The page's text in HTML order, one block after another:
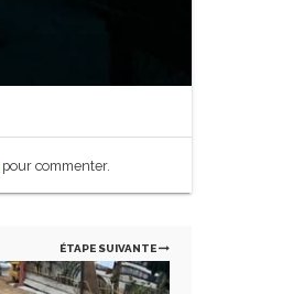
pour commenter.
ÉTAPE SUIVANTE